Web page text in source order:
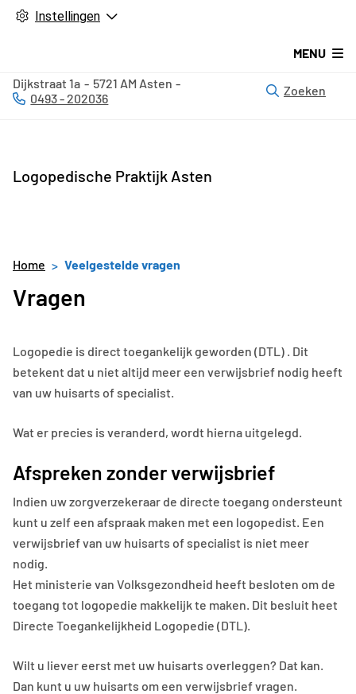
Instellingen
Logopedische Praktijk Asten
MENU
Dijkstraat 1a 5721 AM Asten
Tel:
0493 - 202036
Zoeken
Home Veelgestelde vragen
Vragen
Logopedie is direct toegankelijk geworden (DTL) . Dit
betekent dat u niet altijd meer een verwijsbrief nodig heeft
van uw huisarts of specialist.
Wat er precies is veranderd, wordt hierna uitgelegd.
Afspreken zonder verwijsbrief
Indien uw zorgverzekeraar de directe toegang ondersteunt
kunt u zelf een afspraak maken met een logopedist. Een
verwijsbrief van uw huisarts of specialist is niet meer
nodig.
Het ministerie van Volksgezondheid heeft besloten om de
toegang tot logopedie makkelijk te maken. Dit besluit heet
Directe Toegankelijkheid Logopedie (DTL).
Wilt u liever eerst met uw huisarts overleggen? Dat kan.
Dan kunt u uw huisarts om een verwijsbrief vragen.